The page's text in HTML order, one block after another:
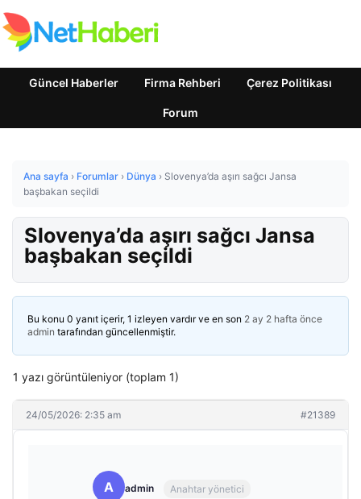
Güncel Haberler Firma Rehberi Çerez Politikası
Forum
Ana sayfa › Forumlar › Dünya › Slovenya’da aşırı sağcı Jansa
başbakan seçildi
Slovenya’da aşırı sağcı Jansa
başbakan seçildi
Bu konu 0 yanıt içerir, 1 izleyen vardır ve en son 2 ay 2 hafta önce
admin tarafından güncellenmiştir.
1 yazı görüntüleniyor (toplam 1)
24/05/2026: 2:35 am #21389
A admin Anahtar yönetici